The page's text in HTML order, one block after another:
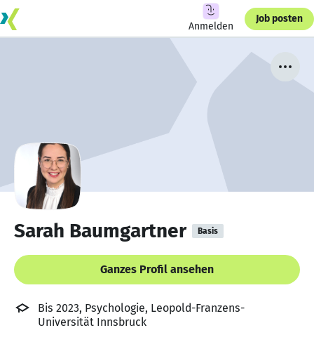
Anmelden
Job posten
Sarah Baumgartner Basis
Ganzes Profil ansehen
Bis 2023, Psychologie, Leopold-Franzens-
Universität Innsbruck